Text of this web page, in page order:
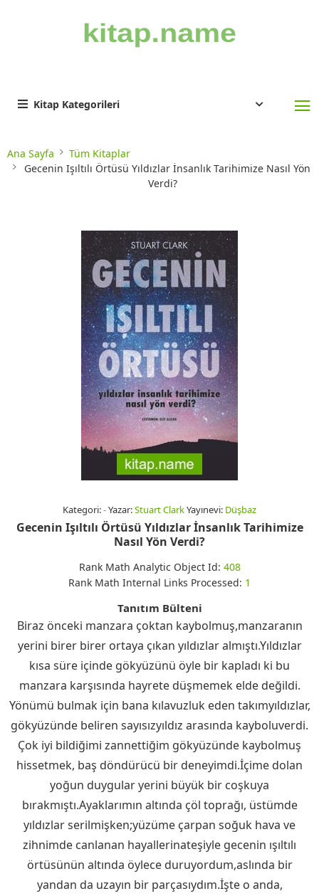
Kitap Kategorileri
Ana Sayfa
Tüm Kitaplar
Gecenin Işıltılı Örtüsü Yıldızlar İnsanlık Tarihimize Nasıl Yön
Verdi?
Kategori:-Yazar:Stuart ClarkYayınevi: Düşbaz
Gecenin Işıltılı Örtüsü Yıldızlar İnsanlık Tarihimize
Nasıl Yön Verdi?
Rank Math Analytic Object Id: 408
Rank Math Internal Links Processed: 1
Tanıtım Bülteni
Biraz önceki manzara çoktan kaybolmuş,manzaranın
yerini birer birer ortaya çıkan yıldızlar almıştı.Yıldızlar
kısa süre içinde gökyüzünü öyle bir kapladı ki bu
manzara karşısında hayrete düşmemek elde değildi.
Yönümü bulmak için bana kılavuzluk eden takımyıldızlar,
gökyüzünde beliren sayısızyıldız arasında kayboluverdi.
Çok iyi bildiğimi zannettiğim gökyüzünde kaybolmuş
hissetmek, baş döndürücü bir deneyimdi.İçime dolan
yoğun duygular yerini büyük bir coşkuya
bırakmıştı.Ayaklarımın altında çöl toprağı, üstümde
yıldızlar serilmişken;yüzüme çarpan soğuk hava ve
zihnimde canlanan hayallerinateşiyle gecenin ışıltılı
örtüsünün altında öylece duruyordum,aslında bir
yandan da uzayın bir parçasıydım.İşte o anda,